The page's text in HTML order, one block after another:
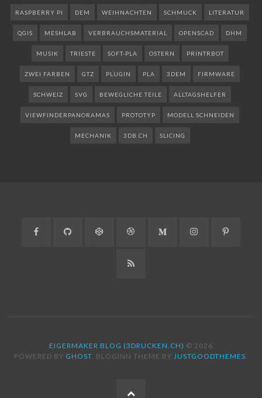
RASPBERRY PI DEM WEIHNACHTEN SCHMUCK LITERATUR
QGIS MESHLAB VERBRAUCHSMATERIAL OPENSCAD DHM
MUSIK TRIESTE SOFT-PLA OSTERN PRINTRBOT
ZWEI FARBEN GTZ PLUGIN PLA 3DEM FIRMWARE
SCHWEIZ SVG BEWEGLICHE TEILE ALLTAGSHELFER
VIEWFINDERPANORAMAS PROTOTYP MODELL SCHNEIDEN
MECHANIK 3DB.CH SLICING
Facebook GitHub CodePen DribbbleMedium Instagram
RSS
EIGERMAKER BLOG (3DRUCKEN.CH) © 2026
POWERED BY GHOST . BLOGINN THEME BY JUSTGOODTHEMES